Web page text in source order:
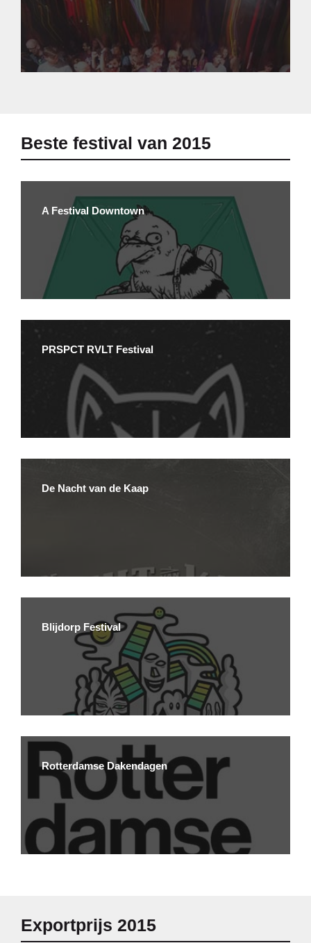
Beste festival van 2015
A Festival Downtown
PRSPCT RVLT Festival
De Nacht van de Kaap
Blijdorp Festival
Rotterdamse Dakendagen
Exportprijs 2015